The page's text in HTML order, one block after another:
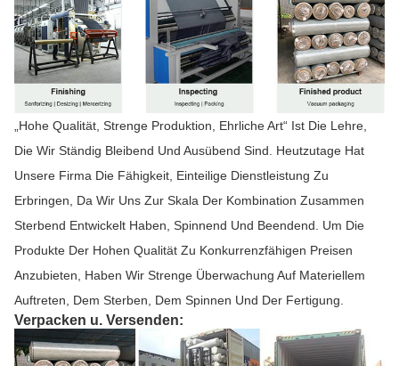
„Hohe Qualität, Strenge Produktion, Ehrliche Art“ Ist Die Lehre,
Die Wir Ständig Bleibend Und Ausübend Sind. Heutzutage Hat
Unsere Firma Die Fähigkeit, Einteilige Dienstleistung Zu
Erbringen, Da Wir Uns Zur Skala Der Kombination Zusammen
Sterbend Entwickelt Haben, Spinnend Und Beendend. Um Die
Produkte Der Hohen Qualität Zu Konkurrenzfähigen Preisen
Anzubieten, Haben Wir Strenge Überwachung Auf Materiellem
Auftreten, Dem Sterben, Dem Spinnen Und Der Fertigung.
Verpacken u. Versenden: